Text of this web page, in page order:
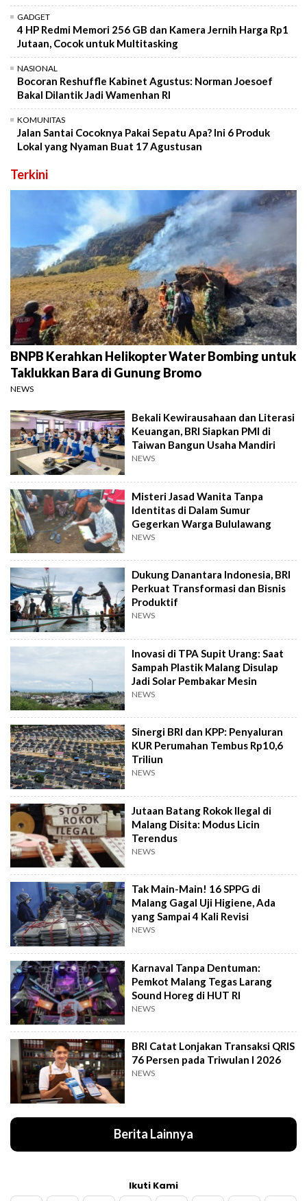
GADGET
4 HP Redmi Memori 256 GB dan Kamera Jernih Harga Rp1
Jutaan, Cocok untuk Multitasking
NASIONAL
Bocoran Reshuffle Kabinet Agustus: Norman Joesoef
Bakal Dilantik Jadi Wamenhan RI
KOMUNITAS
Jalan Santai Cocoknya Pakai Sepatu Apa? Ini 6 Produk
Lokal yang Nyaman Buat 17 Agustusan
Terkini
BNPB Kerahkan Helikopter Water Bombing untuk
Taklukkan Bara di Gunung Bromo
NEWS
Bekali Kewirausahaan dan Literasi
Keuangan, BRI Siapkan PMI di
Taiwan Bangun Usaha Mandiri
NEWS
Misteri Jasad Wanita Tanpa
Identitas di Dalam Sumur
Gegerkan Warga Bululawang
NEWS
Dukung Danantara Indonesia, BRI
Perkuat Transformasi dan Bisnis
Produktif
NEWS
Inovasi di TPA Supit Urang: Saat
Sampah Plastik Malang Disulap
Jadi Solar Pembakar Mesin
NEWS
Sinergi BRI dan KPP: Penyaluran
KUR Perumahan Tembus Rp10,6
Triliun
NEWS
Jutaan Batang Rokok Ilegal di
Malang Disita: Modus Licin
Terendus
NEWS
Tak Main-Main! 16 SPPG di
Malang Gagal Uji Higiene, Ada
yang Sampai 4 Kali Revisi
NEWS
Karnaval Tanpa Dentuman:
Pemkot Malang Tegas Larang
Sound Horeg di HUT RI
NEWS
BRI Catat Lonjakan Transaksi QRIS
76 Persen pada Triwulan I 2026
NEWS
Berita Lainnya
Ikuti Kami